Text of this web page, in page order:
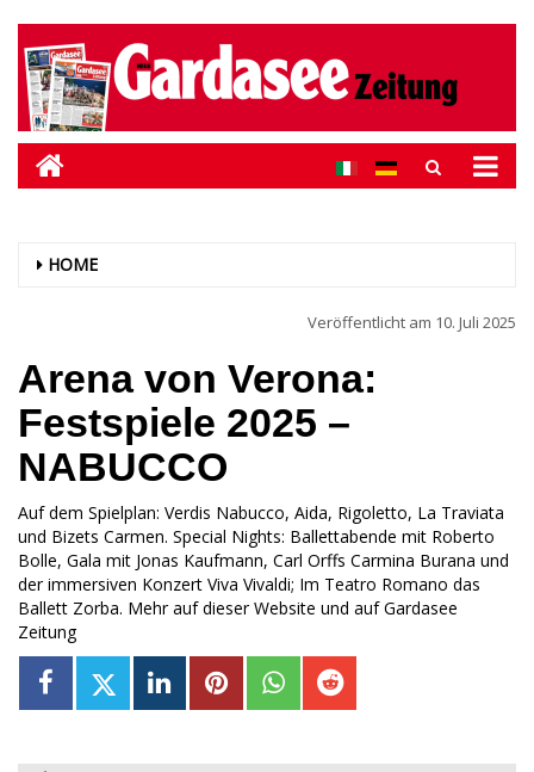
HOME
Veröffentlicht am 10. Juli 2025
Arena von Verona:
Festspiele 2025 –
NABUCCO
Auf dem Spielplan: Verdis Nabucco, Aida, Rigoletto, La Traviata
und Bizets Carmen. Special Nights: Ballettabende mit Roberto
Bolle, Gala mit Jonas Kaufmann, Carl Orffs Carmina Burana und
der immersiven Konzert Viva Vivaldi; Im Teatro Romano das
Ballett Zorba. Mehr auf dieser Website und auf Gardasee
Zeitung